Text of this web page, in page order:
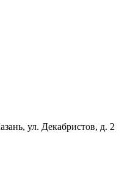
ул. Декабристов, д. 2